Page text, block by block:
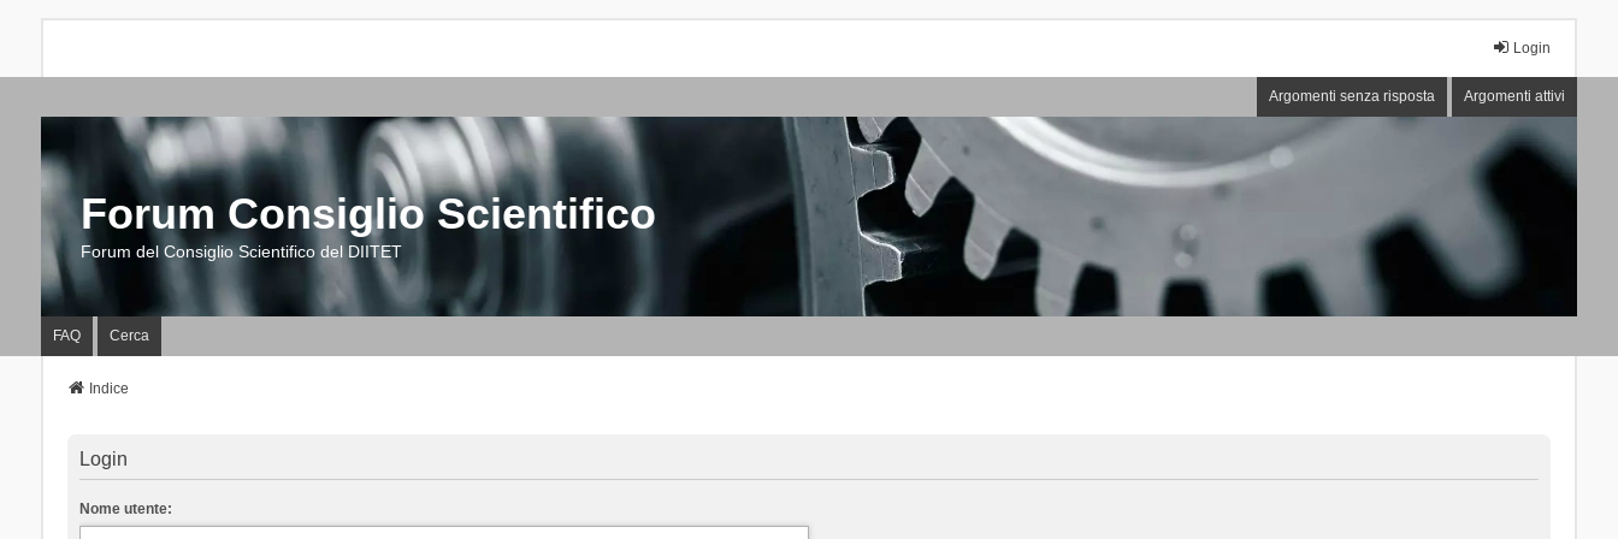
Login
Argomenti senza risposta Argomenti attivi
Forum Consiglio Scientifico
Forum del Consiglio Scientifico del DIITET
FAQ Cerca
Indice
Login
Nome utente: